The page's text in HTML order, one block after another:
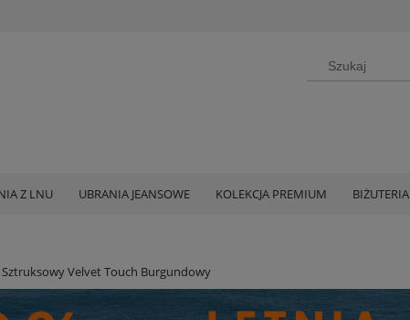
Z LNU UBRANIA JEANSOWE KOLEKCJA PREMIUM BIŻUTERIA
Velvet Touch Burgundowy